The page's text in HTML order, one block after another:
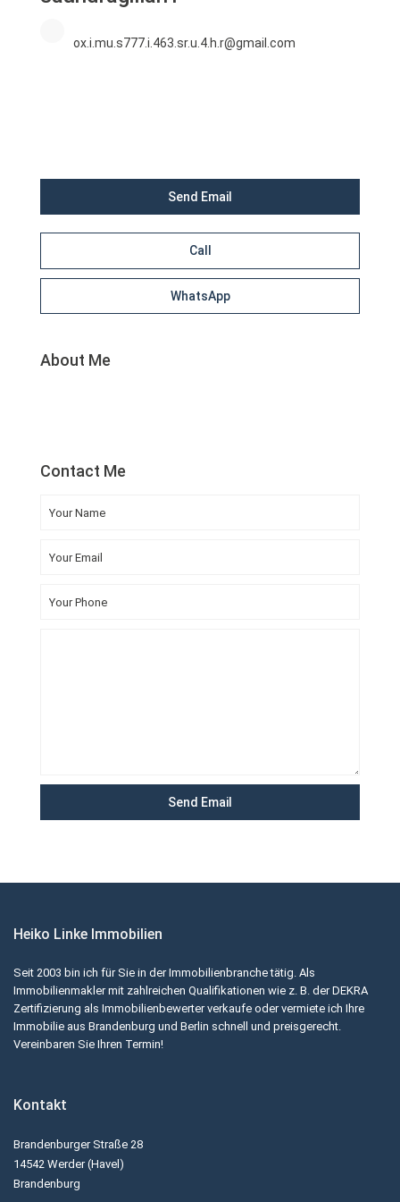
ox.i.mu.s777.i.463.sr.u.4.h.r@gmail.com
Send Email
Call
WhatsApp
About Me
Contact Me
Heiko Linke Immobilien
Seit 2003 bin ich für Sie in der Immobilienbranche tätig. Als
Immobilienmakler mit zahlreichen Qualifikationen wie z. B. der DEKRA
Zertifizierung als Immobilienbewerter verkaufe oder vermiete ich Ihre
Immobilie aus Brandenburg und Berlin schnell und preisgerecht.
Vereinbaren Sie Ihren Termin!
Kontakt
Brandenburger Straße 28
14542 Werder (Havel)
Brandenburg